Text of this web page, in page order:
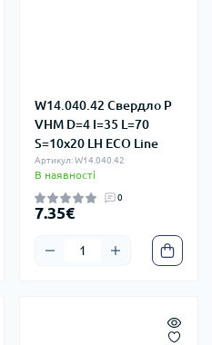
W14.040.42 Свердло P
VHM D=4 I=35 L=70
S=10x20 LH ECO Line
Артикул: W14.040.42
В наявності
0
7.35€